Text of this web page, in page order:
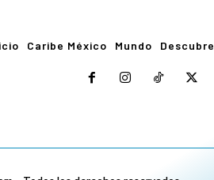
Caribe México Mundo Descubre